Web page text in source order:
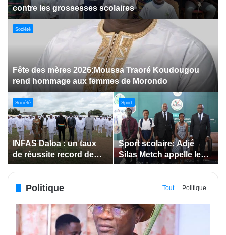
innovations porteuses d’espoir pour la jeunesse
Sport
Jeux paralympiques de 2028 :
Société
Bodokro : 30 élèves
célébrés à la Journée de
l’Excellence du Lycée
Société
Insertion des jeunes: La
Côte d’Ivoire renforce le
suivi des conventions
Politique Tout Politique